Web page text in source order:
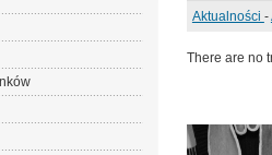
Aktualności -
There are no